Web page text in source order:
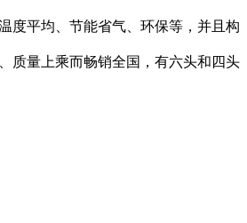
度平均、节能省气、环保等，并且构
质量上乘而畅销全国，有六头和四头